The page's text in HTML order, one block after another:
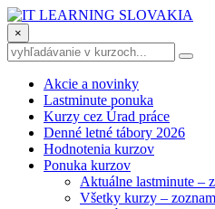
×
Akcie a novinky
Lastminute ponuka
Kurzy cez Úrad práce
Denné letné tábory 2026
Hodnotenia kurzov
Ponuka kurzov
Aktuálne lastminute –
Všetky kurzy – zoznam